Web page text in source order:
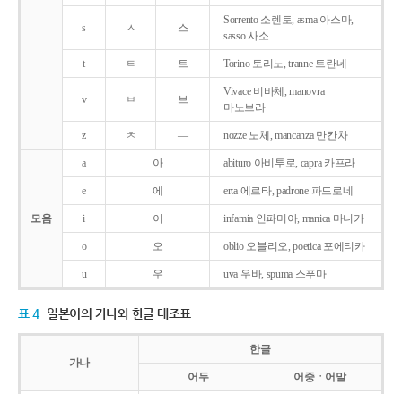
s ㅅ 스
Sorrento 소렌토, asma 아스마,
sasso 사소
t ㅌ 트 Torino 토리노, tranne 트란네
v ㅂ 브
Vivace 비바체, manovra
마노브라
z ㅊ ― nozze 노체, mancanza 만칸차
모음
a 아 abituro 아비투로, capra 카프라
e 에 erta 에르타, padrone 파드로네
i 이 infamia 인파미아, manica 마니카
o 오 oblio 오블리오, poetica 포에티카
u 우 uva 우바, spuma 스푸마
표 4 일본어의 가나와 한글 대조표
가나
한글
어두 어중ㆍ어말